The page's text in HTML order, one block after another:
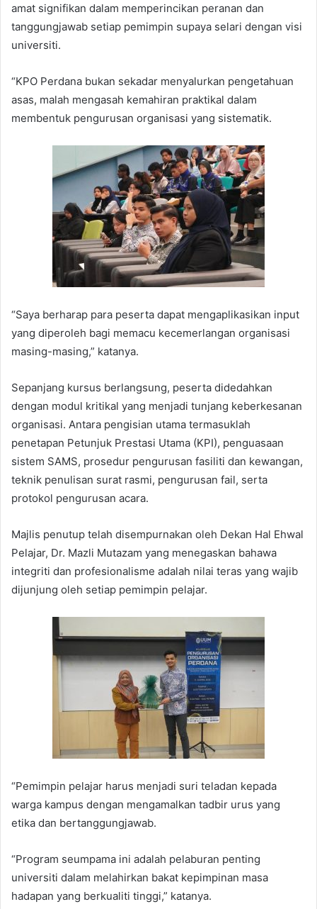
amat signifikan dalam memperincikan peranan dan
tanggungjawab setiap pemimpin supaya selari dengan visi
universiti.
“KPO Perdana bukan sekadar menyalurkan pengetahuan
asas, malah mengasah kemahiran praktikal dalam
membentuk pengurusan organisasi yang sistematik.
“Saya berharap para peserta dapat mengaplikasikan input
yang diperoleh bagi memacu kecemerlangan organisasi
masing-masing,” katanya.
Sepanjang kursus berlangsung, peserta didedahkan
dengan modul kritikal yang menjadi tunjang keberkesanan
organisasi. Antara pengisian utama termasuklah
penetapan Petunjuk Prestasi Utama (KPI), penguasaan
sistem SAMS, prosedur pengurusan fasiliti dan kewangan,
teknik penulisan surat rasmi, pengurusan fail, serta
protokol pengurusan acara.
Majlis penutup telah disempurnakan oleh Dekan Hal Ehwal
Pelajar, Dr. Mazli Mutazam yang menegaskan bahawa
integriti dan profesionalisme adalah nilai teras yang wajib
dijunjung oleh setiap pemimpin pelajar.
“Pemimpin pelajar harus menjadi suri teladan kepada
warga kampus dengan mengamalkan tadbir urus yang
etika dan bertanggungjawab.
“Program seumpama ini adalah pelaburan penting
universiti dalam melahirkan bakat kepimpinan masa
hadapan yang berkualiti tinggi,” katanya.